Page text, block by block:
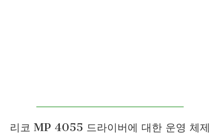
리코 MP 4055 드라이버에 대한 운영 체제